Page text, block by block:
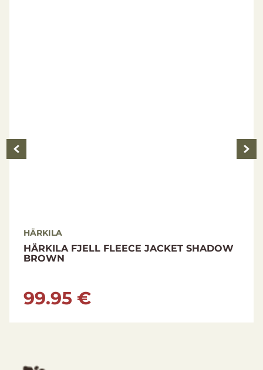
HÄRKILA
HÄRKILA FJELL FLEECE JACKET SHADOW
BROWN
99.95 €